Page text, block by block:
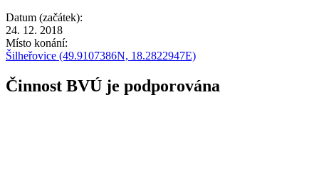
Datum (začátek):
24. 12. 2018
Místo konání:
Šilheřovice (49.9107386N, 18.2822947E)
Činnost BVÚ je podporována